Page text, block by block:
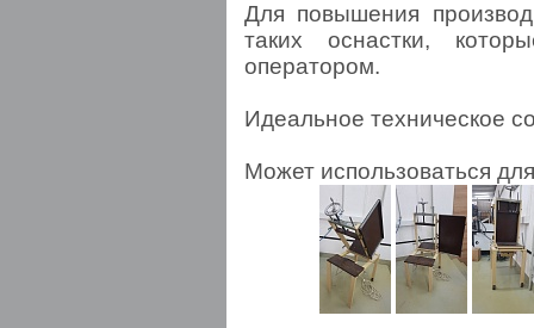
Для повышения
таких оснастки,
оператором.
Идеальное техническое
Может использоваться